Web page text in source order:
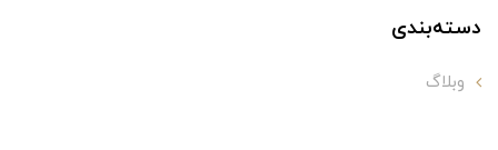
دسته‌بندی
وبلاگ